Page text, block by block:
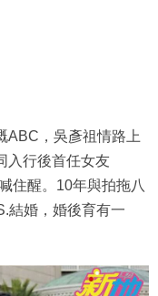
ABC，吳彥祖情路上
入行後首任女友
住醒。10年與拍拖八
結婚，婚後育有一